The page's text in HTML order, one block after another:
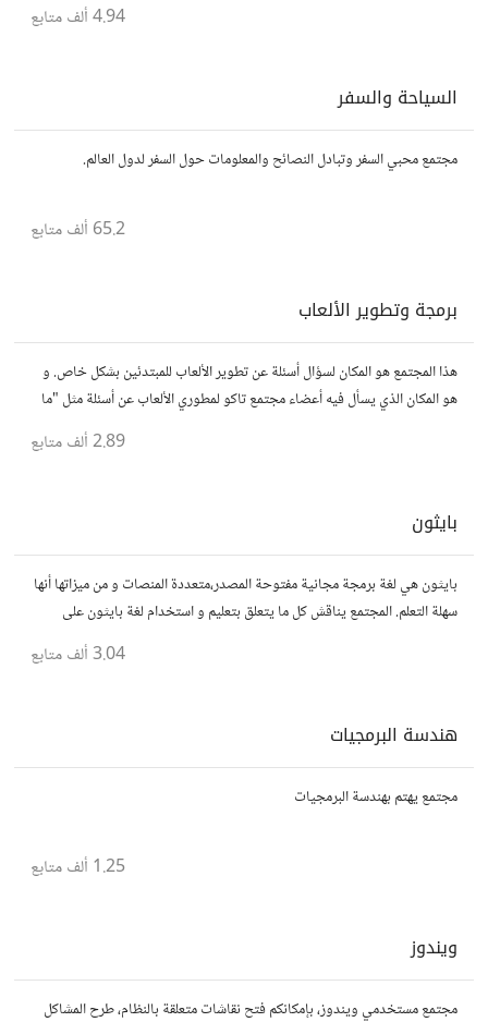
4.94 ألف متابع
السياحة والسفر
مجتمع محبي السفر وتبادل النصائح والمعلومات حول السفر لدول العالم.
65.2 ألف متابع
برمجة وتطوير الألعاب
هذا المجتمع هو المكان لسؤال أسئلة عن تطوير الألعاب للمبتدئين بشكل خاص. و
هو المكان الذي يسأل فيه أعضاء مجتمع تاكو لمطوري الألعاب عن أسئلة مثل "ما
2.89 ألف متابع
بايثون
بايثون هي لغة برمجة مجانية مفتوحة المصدر،متعددة المنصات و من ميزاتها أنها
سهلة التعلم. المجتمع يناقش كل ما يتعلق بتعليم و استخدام لغة بايثون على
3.04 ألف متابع
هندسة البرمجيات
مجتمع يهتم بهندسة البرمجيات
1.25 ألف متابع
ويندوز
مجتمع مستخدمي ويندوز، بإمكانكم فتح نقاشات متعلقة بالنظام، طرح المشاكل